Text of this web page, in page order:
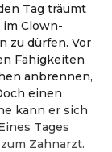
Tag träumt
im Clown-
zu dürfen. Vor
Fähigkeiten
anbrennen,
einen
kann er sich
Tages
Zahnarzt.